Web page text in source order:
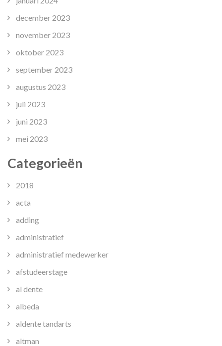
december 2023
november 2023
oktober 2023
september 2023
augustus 2023
juli 2023
juni 2023
mei 2023
Categorieën
2018
acta
adding
administratief
administratief medewerker
afstudeerstage
al dente
albeda
aldente tandarts
altman